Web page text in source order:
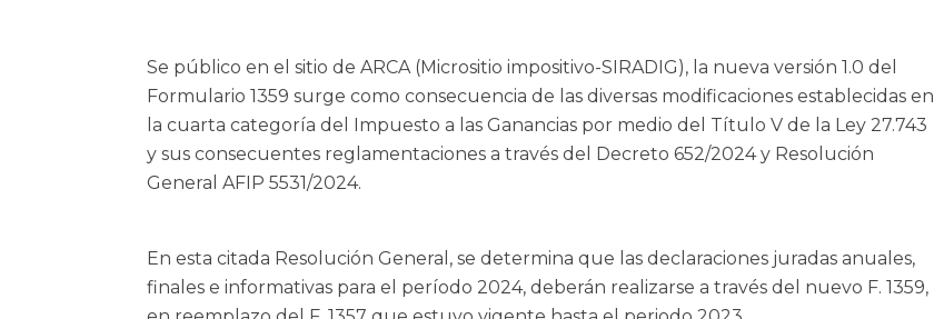
Se público en el sitio de ARCA (Micrositio impositivo-SIRADIG), la nueva versión 1.0 del
Formulario 1359 surge como consecuencia de las diversas modificaciones establecidas en
la cuarta categoría del Impuesto a las Ganancias por medio del Título V de la Ley 27.743
y sus consecuentes reglamentaciones a través del Decreto 652/2024 y Resolución
General AFIP 5531/2024.
En esta citada Resolución General, se determina que las declaraciones juradas anuales,
finales e informativas para el período 2024, deberán realizarse a través del nuevo F. 1359,